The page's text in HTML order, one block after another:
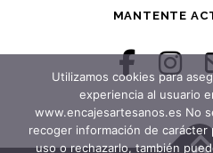
MANTENTE
Utilizamos cookies para
experiencia al usuario
www.encajesartesanos.es No
recoger información de
uso o rechazarlo, también